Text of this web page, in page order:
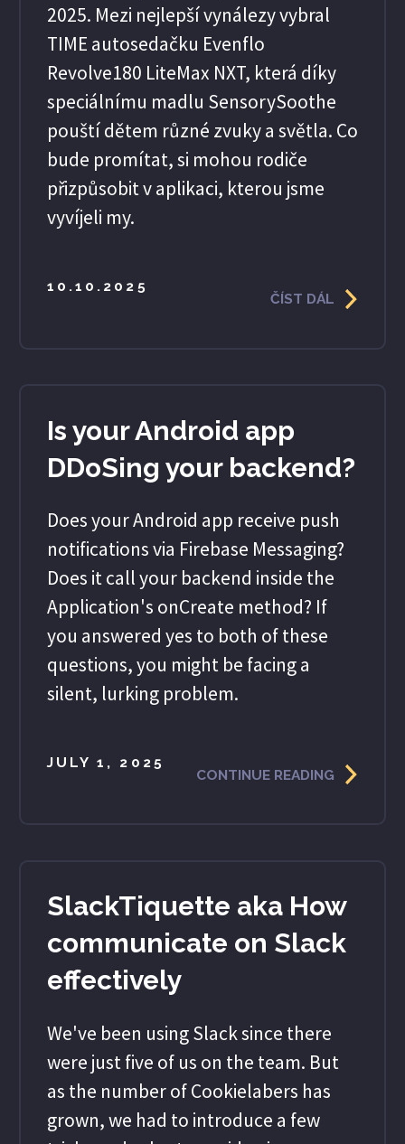
2025. Mezi nejlepší vynálezy vybral
TIME autosedačku Evenflo
Revolve180 LiteMax NXT, která díky
speciálnímu madlu SensorySoothe
pouští dětem různé zvuky a světla. Co
bude promítat, si mohou rodiče
přizpůsobit v aplikaci, kterou jsme
vyvíjeli my.
10.10.2025
ČÍST DÁL
Is your Android app
DDoSing your backend?
Does your Android app receive push
notifications via Firebase Messaging?
Does it call your backend inside the
Application's onCreate method? If
you answered yes to both of these
questions, you might be facing a
silent, lurking problem.
JULY 1, 2025
CONTINUE READING
SlackTiquette aka How
communicate on Slack
effectively
We've been using Slack since there
were just five of us on the team. But
as the number of Cookielabers has
grown, we had to introduce a few